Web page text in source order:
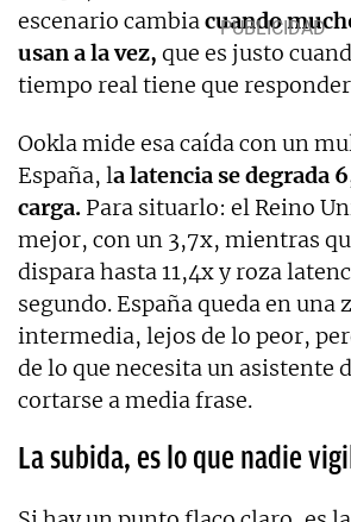
escenario cambia cuando
usan a la vez, que es justo
tiempo real tiene que
Ookla mide esa caída con un
España, la latencia se degrada
carga. Para situarlo: el Reino
mejor, con un 3,7x, mientras
dispara hasta 11,4x y roza
segundo. España queda en una
intermedia, lejos de lo peor,
de lo que necesita un asistente
cortarse a media frase.
La subida, es lo que nadie